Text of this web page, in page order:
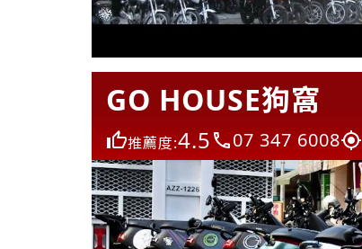
GO HOUSE狗窩
推薦度:4.5 07 347 6008